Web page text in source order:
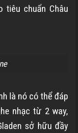
tiêu chuẩn Châu
là nó có thể đáp
nhạc từ 2 way,
sở hữu đầy